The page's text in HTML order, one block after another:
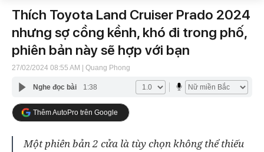
Thích Toyota Land Cruiser Prado 2024
nhưng sợ cồng kềnh, khó đi trong phố,
phiên bản này sẽ hợp với bạn
27/02/2024 08:55 AM | Quang Phong
Nghe đọc bài 1:38
Thêm AutoPro trên Google
Một phiên bản 2 cửa là tùy chọn không thể thiếu